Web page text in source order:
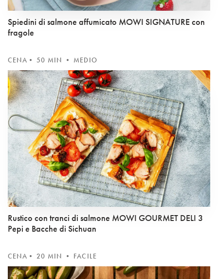
Spiedini di salmone affumicato MOWI SIGNATURE con
fragole
CENA • 50 MIN • MEDIO
Rustico con tranci di salmone MOWI GOURMET DELI 3
Pepi e Bacche di Sichuan
CENA • 20 MIN • FACILE